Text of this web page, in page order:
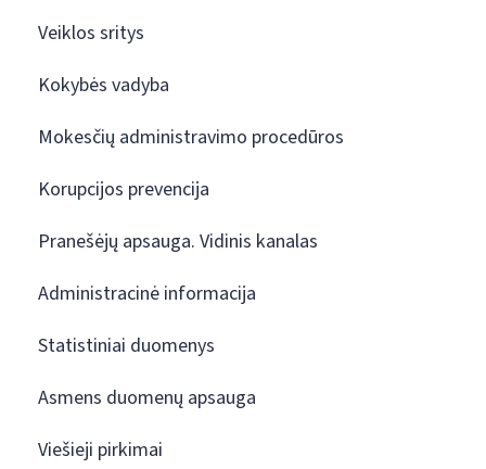
Veiklos sritys
Kokybės vadyba
Mokesčių administravimo procedūros
Korupcijos prevencija
Pranešėjų apsauga. Vidinis kanalas
Administracinė informacija
Statistiniai duomenys
Asmens duomenų apsauga
Viešieji pirkimai